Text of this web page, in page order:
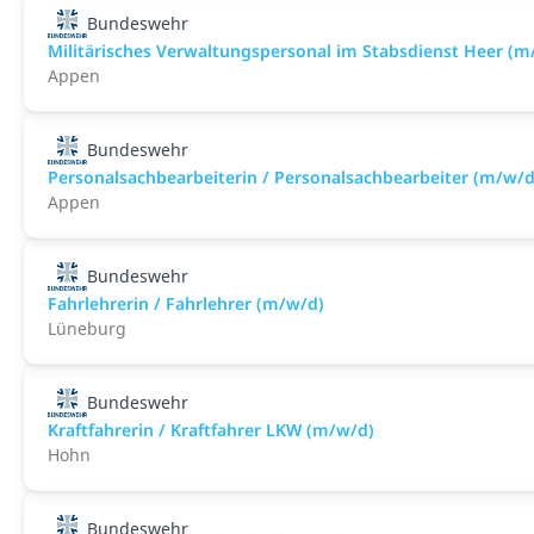
Bundeswehr
Militärisches Verwaltungspersonal im Stabsdienst Heer
Appen
Bundeswehr
Personalsachbearbeiterin / Personalsachbearbeiter (m/w/
Appen
Bundeswehr
Fahrlehrerin / Fahrlehrer (m/w/d)
Lüneburg
Bundeswehr
Kraftfahrerin / Kraftfahrer LKW (m/w/d)
Hohn
Bundeswehr